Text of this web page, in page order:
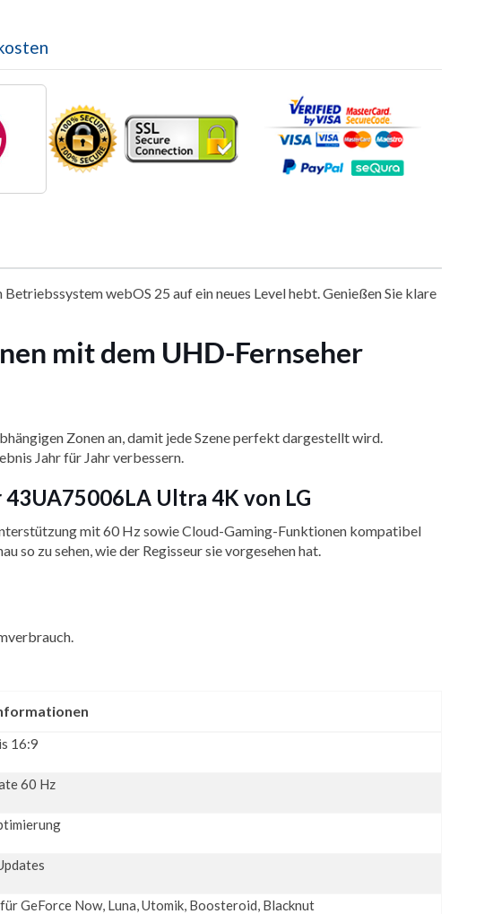
webOS 25 auf ein neues Level hebt. Genießen Sie klare
mit dem UHD-Fernseher
Zonen an, damit jede Szene perfekt dargestellt wird.
Jahr für Jahr verbessern.
Ultra 4K von LG
mit 60 Hz sowie Cloud-Gaming-Funktionen kompatibel
so zu sehen, wie der Regisseur sie vorgesehen hat.
16:9
60 Hz
GeForce Now, Luna, Utomik, Boosteroid, Blacknut